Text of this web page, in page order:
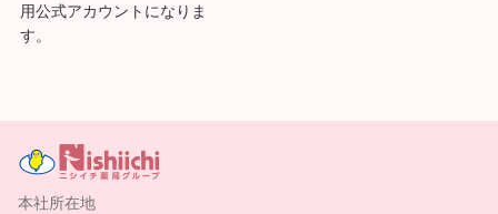
用公式アカウントになりま
す。
本社所在地